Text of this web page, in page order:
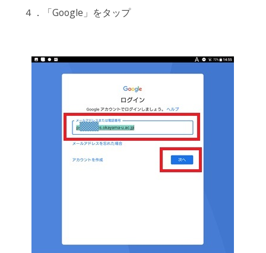
４．「Google」をタップ